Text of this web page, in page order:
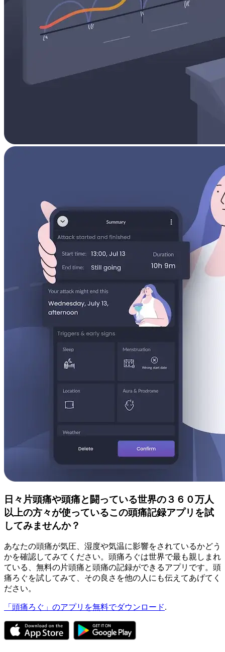
日々片頭痛や頭痛と闘っている世界の３６０万人
以上の方々が使っているこの頭痛記録アプリを試
してみませんか？
あなたの頭痛が気圧、湿度や気温に影響をされているかどう
かを確認してみてください。頭痛ろぐは世界で最も親しまれ
ている、無料の片頭痛と頭痛の記録ができるアプリです。頭
痛ろぐを試してみて、その良さを他の人にも伝えてあげてく
ださい。
「頭痛ろぐ」のアプリを無料でダウンロード.